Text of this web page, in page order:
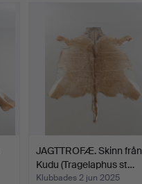
JAGTTROFÆ. Skinn från
Kudu (Tragelaphus st…
Klubbades 2 jun 2025